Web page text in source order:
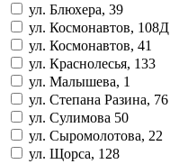
ул. Блюхера, 39
ул. Космонавтов, 108Д
ул. Космонавтов, 41
ул. Краснолесья, 133
ул. Малышева, 1
ул. Степана Разина, 76
ул. Сулимова 50
ул. Сыромолотова, 22
ул. Щорса, 128